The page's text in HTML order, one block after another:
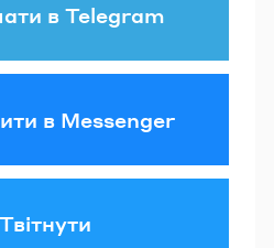
в Telegram
в Messenger
Твітнути